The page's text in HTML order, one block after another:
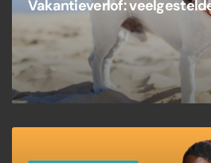
Vakantieverlof: